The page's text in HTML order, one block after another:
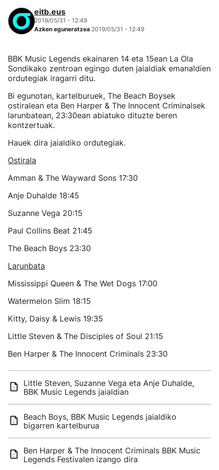
eitb.eus
2019/05/31 - 12:49
Azken eguneratzea 2019/05/31 - 12:49
BBK Music Legends ekainaren 14 eta 15ean La Ola
Sondikako zentroan egingo duten jaialdiak emanaldien
ordutegiak iragarri ditu.
Bi egunotan, kartelburuek, The Beach Boysek
ostiralean eta Ben Harper & The Innocent Criminalsek
larunbatean, 23:30ean abiatuko dituzte beren
kontzertuak.
Hauek dira jaialdiko ordutegiak.
Ostirala
Amman & The Wayward Sons 17:30
Anje Duhalde 18:45
Suzanne Vega 20:15
Paul Collins Beat 21:45
The Beach Boys 23:30
Larunbata
Mississippi Queen & The Wet Dogs 17:00
Watermelon Slim 18:15
Kitty, Daisy & Lewis 19:35
Little Steven & The Disciples of Soul 21:15
Ben Harper & The Innocent Criminals 23:30
Little Steven, Suzanne Vega eta Anje Duhalde,
BBK Music Legends jaialdian
Beach Boys, BBK Music Legends jaialdiko
bigarren kartelburua
Ben Harper & The Innocent Criminals BBK Music
Legends Festivalen izango dira